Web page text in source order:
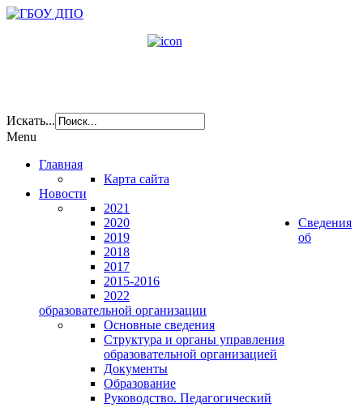
Искать...
Menu
Главная
Карта сайта
Новости
2021
2020
2019
2018
2017
2015-2016
2022
Сведения
об
образовательной организации
Основные сведения
Структура и органы управления
образовательной организацией
Документы
Образование
Руководство. Педагогический